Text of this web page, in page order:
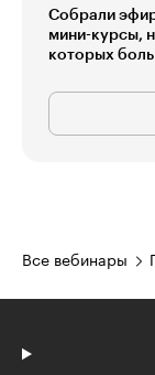
Собрали
мини-курсы,
которых
Все вебинары